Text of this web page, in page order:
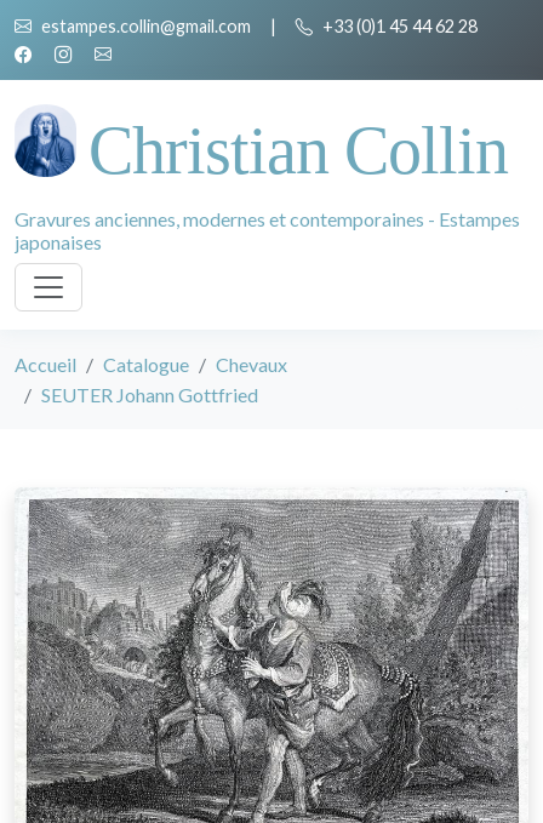
estampes.collin@gmail.com | +33 (0)1 45 44 62 28
Christian Collin
Gravures anciennes, modernes et contemporaines - Estampes
japonaises
Accueil Catalogue
Chevaux
SEUTER Johann Gottfried